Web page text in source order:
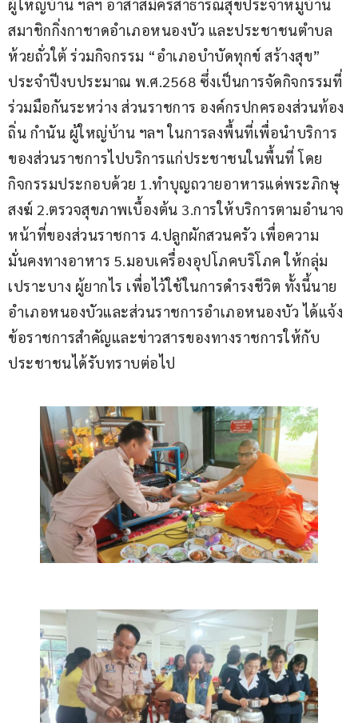
ผู้ใหญ่บ้าน ฯลฯ อาสาสมัครสาธารณสุขประจำหมู่บ้าน
สมาชิกกิ่งกาชาดอำเภอหนองบัว และประชาชนตำบล
ห้วยถั่วใต้ ร่วมกิจกรรม “อำเภอบำบัดทุกข์ สร้างสุข”
ประจำปีงบประมาณ พ.ศ.2568 ซึ่งเป็นการจัดกิจกรรมที่
ร่วมมือกันระหว่าง ส่วนราชการ องค์กรปกครองส่วนท้อง
ถิ่น กำนัน ผู้ใหญ่บ้าน ฯลฯ ในการลงพื้นที่เพื่อนำบริการ
ของส่วนราชการไปบริการแก่ประชาชนในพื้นที่ โดย
กิจกรรมประกอบด้วย 1.ทำบุญถวายอาหารแด่พระภิกษุ
สงฆ์ 2.ตรวจสุขภาพเบื้องต้น 3.การให้บริการตามอำนาจ
หน้าที่ของส่วนราชการ 4.ปลูกผักสวนครัว เพื่อความ
มั่นคงทางอาหาร 5.มอบเครื่องอุปโภคบริโภค ให้กลุ่ม
เปราะบาง ผู้ยากไร เพื่อไว้ใช้ในการดำรงชีวิต ทั้งนี้นาย
อำเภอหนองบัวและส่วนราชการอำเภอหนองบัว ได้แจ้ง
ข้อราชการสำคัญและข่าวสารของทางราชการให้กับ
ประชาชนได้รับทราบต่อไป